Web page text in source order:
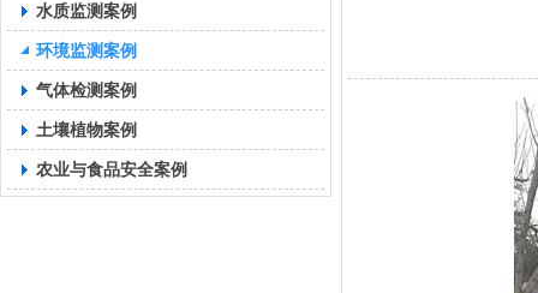
水质监测案例
环境监测案例
气体检测案例
土壤植物案例
农业与食品安全案例